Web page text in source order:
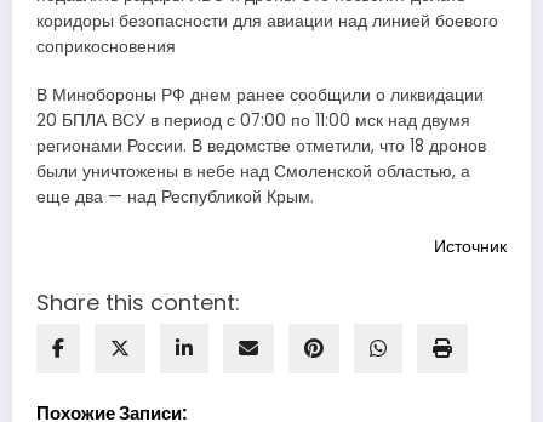
коридоры безопасности для авиации над линией боевого
соприкосновения
В Минобороны РФ днем ранее сообщили о ликвидации
20 БПЛА ВСУ в период с 07:00 по 11:00 мск над двумя
регионами России. В ведомстве отметили, что 18 дронов
были уничтожены в небе над Смоленской областью, а
еще два — над Республикой Крым.
Источник
Share this content:
Похожие Записи: